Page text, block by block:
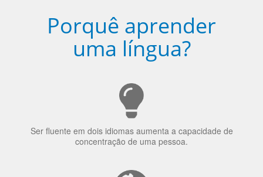
Porquê aprender
uma língua?